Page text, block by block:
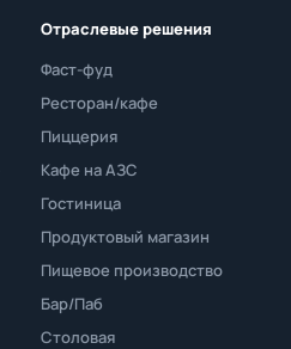
Отраслевые решения
Фаст-фуд
Ресторан/кафе
Пиццерия
Кафе на АЗС
Гостиница
Продуктовый магазин
Пищевое производство
Бар/Паб
Столовая